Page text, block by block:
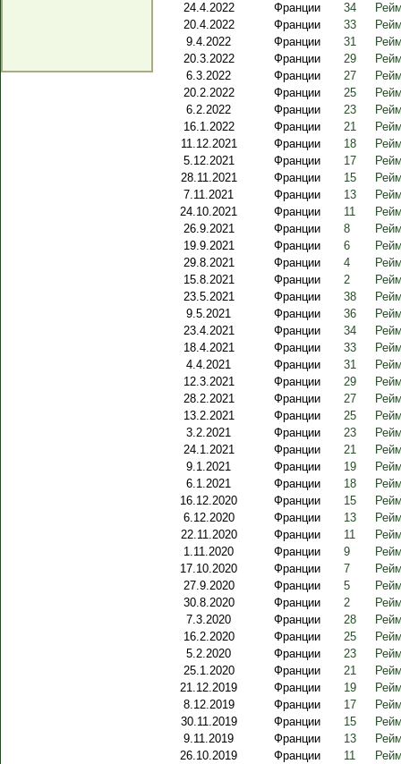
24.4.2022
Франции 34
20.4.2022
Франции 33
9.4.2022
Франции 31
20.3.2022
Франции 29
6.3.2022
Франции 27
20.2.2022
Франции 25
6.2.2022
Франции 23
16.1.2022
Франции 21
11.12.2021
Франции 18
5.12.2021
Франции 17
28.11.2021
Франции 15
7.11.2021
Франции 13
24.10.2021
Франции 11
26.9.2021
Франции 8
19.9.2021
Франции 6
29.8.2021
Франции 4
15.8.2021
Франции 2
23.5.2021
Франции 38
9.5.2021
Франции 36
23.4.2021
Франции 34
18.4.2021
Франции 33
4.4.2021
Франции 31
12.3.2021
Франции 29
28.2.2021
Франции 27
13.2.2021
Франции 25
3.2.2021
Франции 23
24.1.2021
Франции 21
9.1.2021
Франции 19
6.1.2021
Франции 18
16.12.2020
Франции 15
6.12.2020
Франции 13
22.11.2020
Франции 11
1.11.2020
Франции 9
17.10.2020
Франции 7
27.9.2020
Франции 5
30.8.2020
Франции 2
7.3.2020
Франции 28
16.2.2020
Франции 25
5.2.2020
Франции 23
25.1.2020
Франции 21
21.12.2019
Франции 19
8.12.2019
Франции 17
30.11.2019
Франции 15
9.11.2019
Франции 13
26.10.2019
Франции 11